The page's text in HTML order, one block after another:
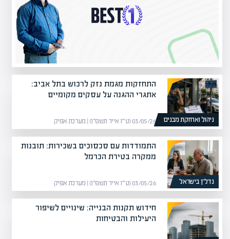
ניהול ואחזקת מבנים
התחזקות מגמת נזק לרכוש בתל אביב:
אתגרי ההגנה על עסקים מקומיים
03/05/26 (ט״ז אייר תשפ״ו) | מערכת אפיק
נדל”ן בישראל
התמודדות עם סכסוכים בשכירות: תובנות
ממקרה בטירת הכרמל
03/05/26 (ט״ז אייר תשפ״ו) | מערכת אפיק
חידוש תקנות הבנייה: שינויים לשיפור
היעילות והבטיחות